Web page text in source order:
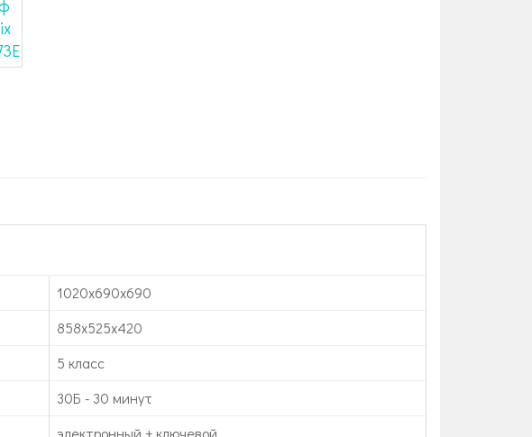
1020х690х690
858х525х420
5 класс
30Б - 30 минут
электронный + ключевой